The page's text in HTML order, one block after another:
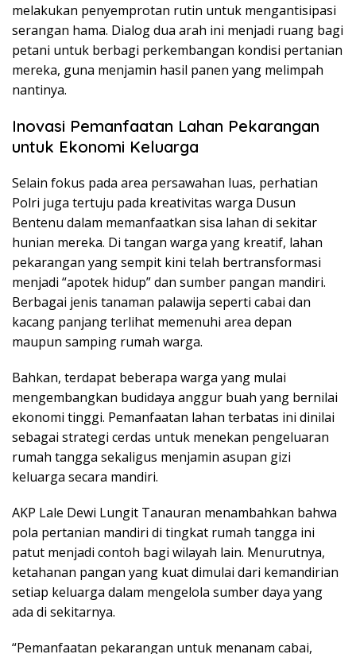
melakukan penyemprotan rutin untuk mengantisipasi
serangan hama. Dialog dua arah ini menjadi ruang bagi
petani untuk berbagi perkembangan kondisi pertanian
mereka, guna menjamin hasil panen yang melimpah
nantinya.
Inovasi Pemanfaatan Lahan Pekarangan
untuk Ekonomi Keluarga
Selain fokus pada area persawahan luas, perhatian
Polri juga tertuju pada kreativitas warga Dusun
Bentenu dalam memanfaatkan sisa lahan di sekitar
hunian mereka. Di tangan warga yang kreatif, lahan
pekarangan yang sempit kini telah bertransformasi
menjadi “apotek hidup” dan sumber pangan mandiri.
Berbagai jenis tanaman palawija seperti cabai dan
kacang panjang terlihat memenuhi area depan
maupun samping rumah warga.
Bahkan, terdapat beberapa warga yang mulai
mengembangkan budidaya anggur buah yang bernilai
ekonomi tinggi. Pemanfaatan lahan terbatas ini dinilai
sebagai strategi cerdas untuk menekan pengeluaran
rumah tangga sekaligus menjamin asupan gizi
keluarga secara mandiri.
AKP Lale Dewi Lungit Tanauran menambahkan bahwa
pola pertanian mandiri di tingkat rumah tangga ini
patut menjadi contoh bagi wilayah lain. Menurutnya,
ketahanan pangan yang kuat dimulai dari kemandirian
setiap keluarga dalam mengelola sumber daya yang
ada di sekitarnya.
“Pemanfaatan pekarangan untuk menanam cabai,